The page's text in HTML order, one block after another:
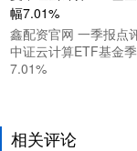
鑫配资官网 一季报点
中证云计算ETF基金
7.01%
相关评论